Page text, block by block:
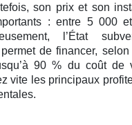
son prix et son
: entre 5 000
l’État
de financer,
90 % du coût de
vite les principaux